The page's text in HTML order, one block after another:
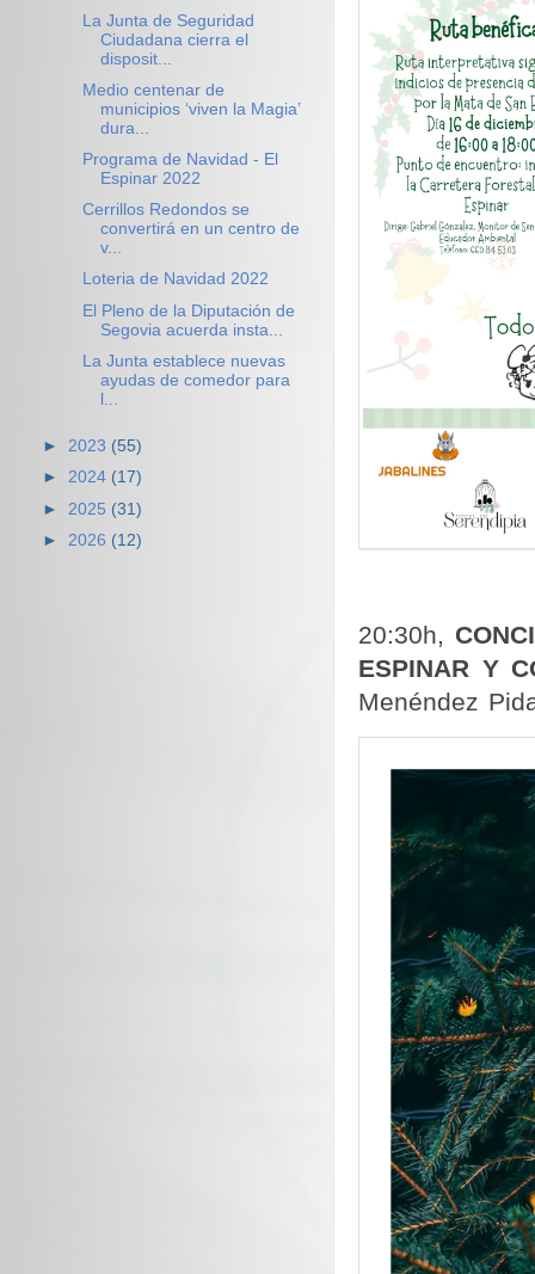
20:30h,
ESPINAR Y
Menéndez
La Junta de Seguridad
Ciudadana cierra el
disposit...
Medio centenar de
municipios ‘viven la Magia’
dura...
Programa de Navidad - El
Espinar 2022
Cerrillos Redondos se
convertirá en un centro de
v...
Loteria de Navidad 2022
El Pleno de la Diputación de
Segovia acuerda insta...
La Junta establece nuevas
ayudas de comedor para
l...
► 2023 (55)
► 2024 (17)
► 2025 (31)
► 2026 (12)